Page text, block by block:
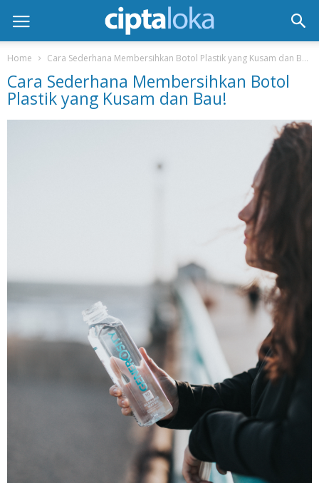
Home Cara Sederhana Membersihkan Botol Plastik yang Kusam dan Bau!
Cara Sederhana Membersihkan Botol
Plastik yang Kusam dan Bau!